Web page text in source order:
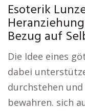
Esoterik
Bezug auf
Die Idee eines
dabei
durchstehen
bewahren. sich